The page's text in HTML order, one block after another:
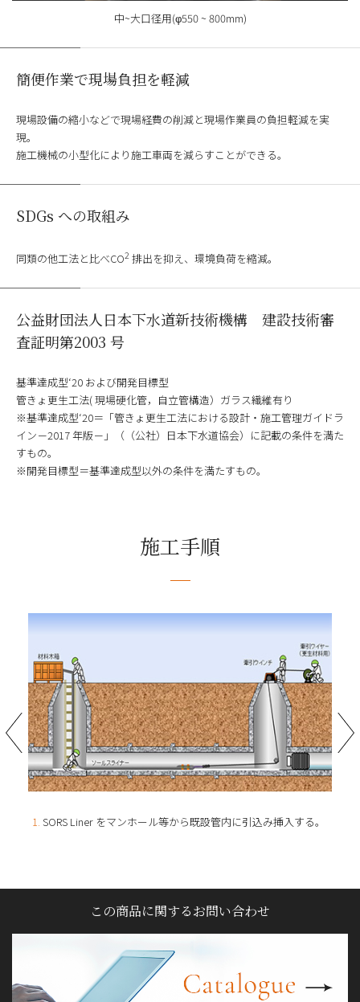
中~大口径用(φ550 ~ 800mm)
簡便作業で現場負担を軽減
現場設備の縮小などで現場経費の削減と現場作業員の負担軽減を実
現。
施工機械の小型化により施工車両を減らすことができる。
SDGs への取組み
同類の他工法と比べCO2 排出を抑え、環境負荷を縮減。
公益財団法人日本下水道新技術機構 建設技術審
査証明第2003 号
基準達成型‘20 および開発目標型
管きょ更生工法( 現場硬化管，自立管構造）ガラス繊維有り
※基準達成型‘20＝「管きょ更生工法における設計・施工管理ガイドラ
イン－2017 年版－」（（公社）日本下水道協会）に記載の条件を満た
すもの。
※開発目標型＝基準達成型以外の条件を満たすもの。
施工手順
1. SORS Liner をマンホール等から既設管内に引込み挿入する。
この商品に関するお問い合わせ